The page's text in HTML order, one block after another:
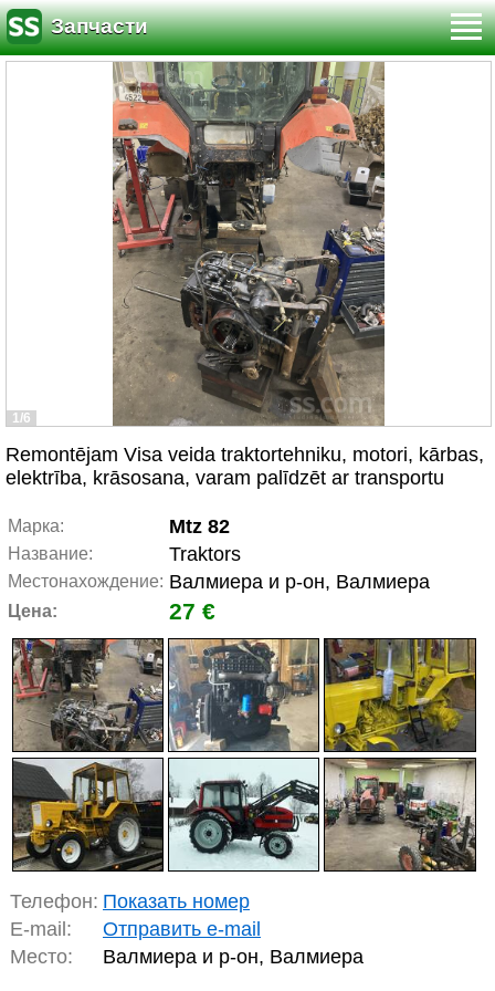
Запчасти
1/6
Remontējam Visa veida traktortehniku, motori, kārbas,
elektrība, krāsosana, varam palīdzēt ar transportu
Марка: Mtz 82
Название: Traktors
Местонахождение: Валмиера и р-он, Валмиера
Цена: 27 €
Телефон: Показать номер
E-mail:
Отправить e-mail
Место:
Валмиера и р-он, Валмиера